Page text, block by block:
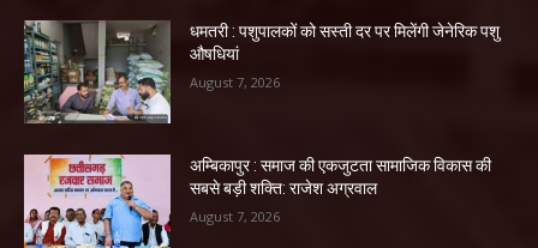
धमतरी : पशुपालकों को सस्ती दर पर मिलेंगी जेनेरिक पशु
औषधियां
August 7, 2026
अम्बिकापुर : समाज की एकजुटता सामाजिक विकास की
सबसे बड़ी शक्ति: राजेश अग्रवाल
August 7, 2026